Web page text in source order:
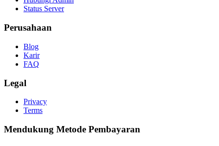
Status Server
Perusahaan
Blog
Karir
FAQ
Legal
Privacy
Terms
Mendukung Metode Pembayaran